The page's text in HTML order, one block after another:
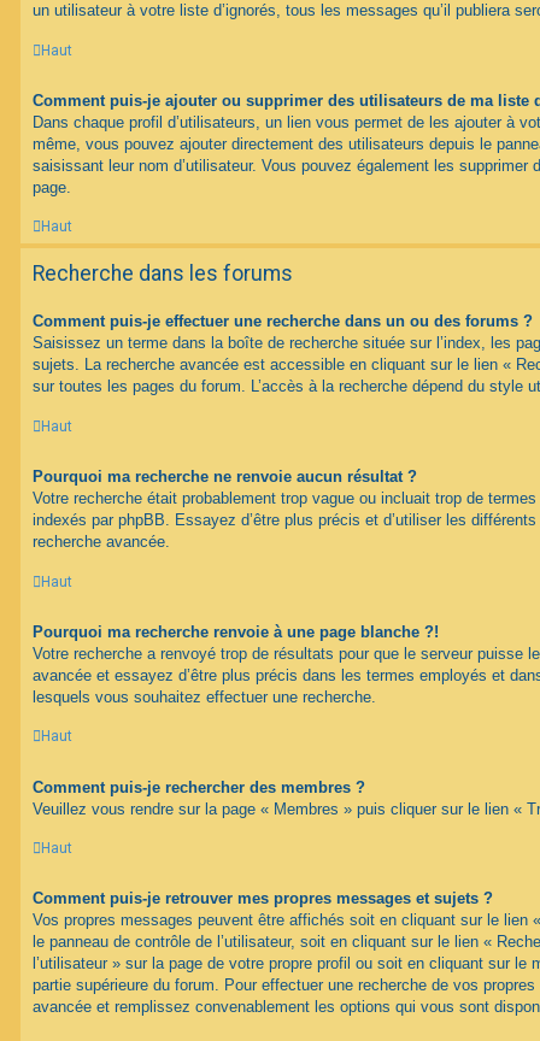
un utilisateur à votre liste d’ignorés, tous les messages qu’il publiera
Haut
Comment puis-je ajouter ou supprimer des utilisateurs de ma liste
Dans chaque profil d’utilisateurs, un lien vous permet de les ajouter à
même, vous pouvez ajouter directement des utilisateurs depuis le
saisissant leur nom d’utilisateur. Vous pouvez également les
page.
Haut
Recherche dans les forums
Comment puis-je effectuer une recherche dans un ou des forums ?
Saisissez un terme dans la boîte de recherche située sur l’index, les
sujets. La recherche avancée est accessible en cliquant sur le lien «
sur toutes les pages du forum. L’accès à la recherche dépend du style
Haut
Pourquoi ma recherche ne renvoie aucun résultat ?
Votre recherche était probablement trop vague ou incluait trop de
indexés par phpBB. Essayez d’être plus précis et d’utiliser les
recherche avancée.
Haut
Pourquoi ma recherche renvoie à une page blanche ?!
Votre recherche a renvoyé trop de résultats pour que le serveur puisse
avancée et essayez d’être plus précis dans les termes employés et
lesquels vous souhaitez effectuer une recherche.
Haut
Comment puis-je rechercher des membres ?
Veuillez vous rendre sur la page « Membres » puis cliquer sur le lien «
Haut
Comment puis-je retrouver mes propres messages et sujets ?
Vos propres messages peuvent être affichés soit en cliquant sur le lien
le panneau de contrôle de l’utilisateur, soit en cliquant sur le lien «
l’utilisateur » sur la page de votre propre profil ou soit en cliquant sur le
partie supérieure du forum. Pour effectuer une recherche de vos
avancée et remplissez convenablement les options qui vous sont